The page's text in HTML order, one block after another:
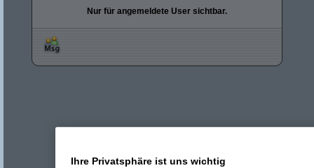
Nur für angemeldete User sichtbar.
Ihre Privatsphäre ist uns wichtig